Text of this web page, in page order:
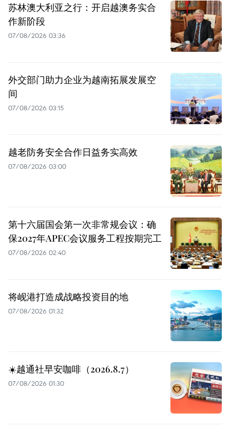
苏林澳大利亚之行：开启越澳务实合
作新阶段
07/08/2026 03:36
外交部门助力企业为越南拓展发展空
间
07/08/2026 03:15
越老防务安全合作日益务实高效
07/08/2026 03:00
第十六届国会第一次非常规会议：确
保2027年APEC会议服务工程按期完工
07/08/2026 02:40
将岘港打造成战略投资目的地
07/08/2026 01:32
☀️越通社早安咖啡（2026.8.7）
07/08/2026 01:30